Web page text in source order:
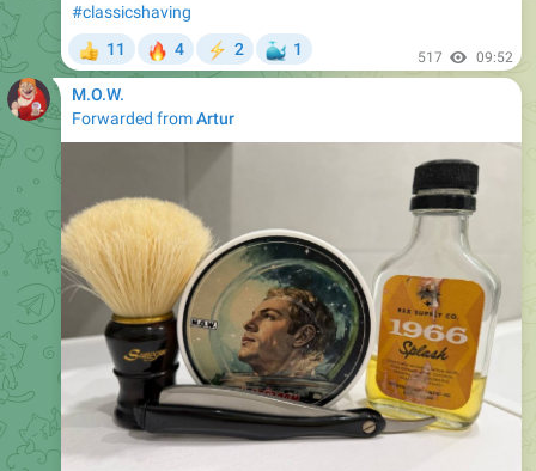
#classicshaving
11 4
⚡
2
🐳
1 517 09:52
M.O.W.
Forwarded fromArtur